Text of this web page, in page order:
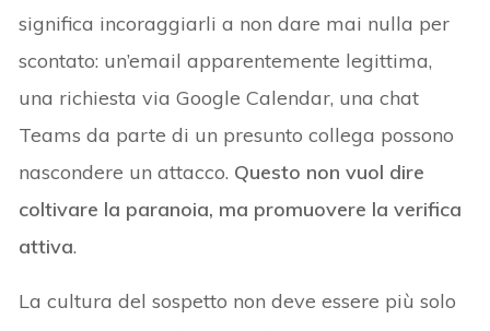
significa incoraggiarli a non dare mai nulla per
scontato: un’email apparentemente legittima,
una richiesta via Google Calendar, una chat
Teams da parte di un presunto collega possono
nascondere un attacco. Questo non vuol dire
coltivare la paranoia, ma promuovere la verifica
attiva.
La cultura del sospetto non deve essere più solo